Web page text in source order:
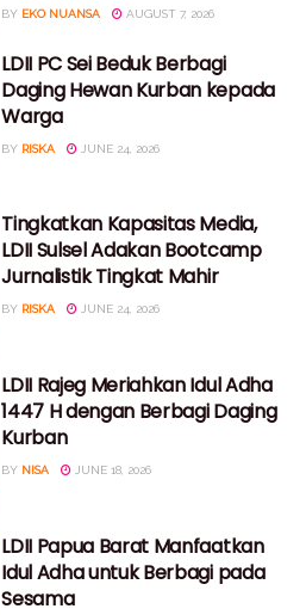
BY EKO NUANSA AUGUST 7, 2026
LDII PC Sei Beduk Berbagi
Daging Hewan Kurban kepada
Warga
BY RISKA JUNE 24, 2026
Tingkatkan Kapasitas Media,
LDII Sulsel Adakan Bootcamp
Jurnalistik Tingkat Mahir
BY RISKA JUNE 24, 2026
LDII Rajeg Meriahkan Idul Adha
1447 H dengan Berbagi Daging
Kurban
BY NISA JUNE 18, 2026
LDII Papua Barat Manfaatkan
Idul Adha untuk Berbagi pada
Sesama